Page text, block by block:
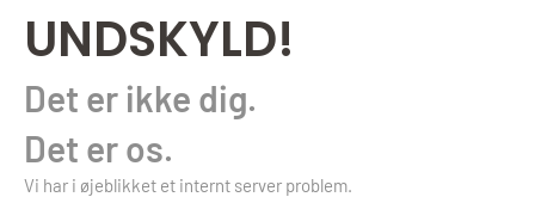
UNDSKYLD!
Det er ikke dig.
Det er os.
Vi har i øjeblikket et internt server problem.